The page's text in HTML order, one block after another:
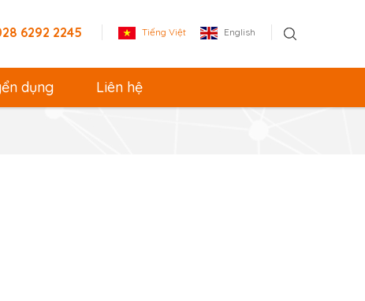
6292 2245 Tiếng Việt English
dụng Liên hệ